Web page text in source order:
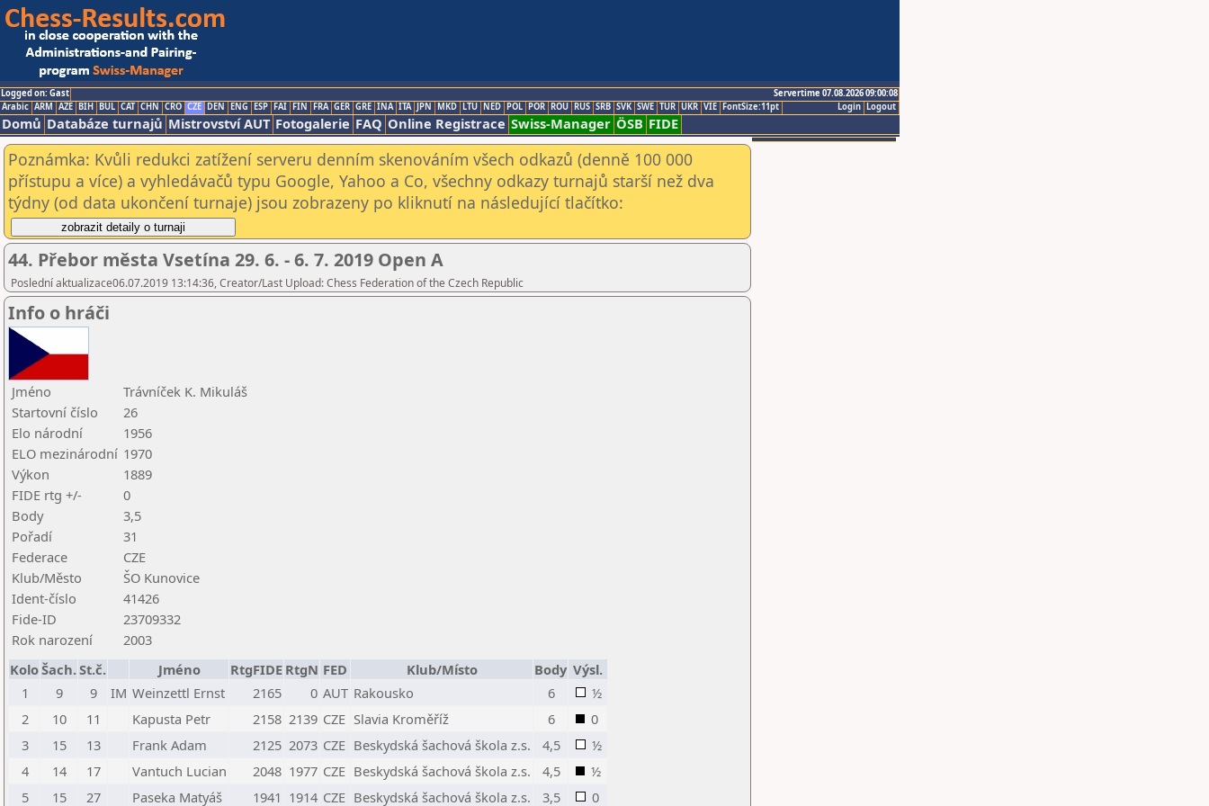
Logged on: Gast
Servertime 07.08.2026 09:00:08
Logout
Login
Arabic ARM AZE BIH BUL CAT CHN CRO CZE DEN ENG ESP FAI FIN FRA GER GRE INA ITA JPN MKD LTU NED POL POR ROU RUS SRB SVK SWE TUR UKR VIE FontSize:11pt
Domů Databáze turnajů Mistrovství AUT Fotogalerie FAQ Online Registrace Swiss-Manager ÖSB FIDE
Poznámka: Kvůli redukci zatížení serveru denním skenováním všech odkazů (denně 100 000
přístupu a více) a vyhledávačů typu Google, Yahoo a Co, všechny odkazy turnajů starší než dva
týdny (od data ukončení turnaje) jsou zobrazeny po kliknutí na následující tlačítko:
44. Přebor města Vsetína 29. 6. - 6. 7. 2019 Open A
Poslední aktualizace06.07.2019 13:14:36, Creator/Last Upload: Chess Federation of the Czech Republic
Info o hráči
Jméno
Trávníček K. Mikuláš
Startovní číslo
26
Elo národní
1956
ELO mezinárodní 1970
Výkon
1889
FIDE rtg +/-
0
Body
3,5
Pořadí
31
Federace
CZE
Klub/Město
ŠO Kunovice
Ident-číslo
41426
Fide-ID
23709332
Rok narození
2003
KoloŠach.St.č. Jméno RtgFIDE RtgN FED Klub/Místo Body Výsl.
1
9 9 IM Weinzettl Ernst 2165 0 AUT Rakousko 6
½
2
10 11 Kapusta Petr 2158 2139 CZE Slavia Kroměříž 6
0
3
15 13 Frank Adam 2125 2073 CZE Beskydská šachová škola z.s. 4,5
½
4
14 17 Vantuch Lucian 2048 1977 CZE Beskydská šachová škola z.s. 4,5
½
5
15 27 Paseka Matyáš 1941 1914 CZE Beskydská šachová škola z.s. 3,5 0